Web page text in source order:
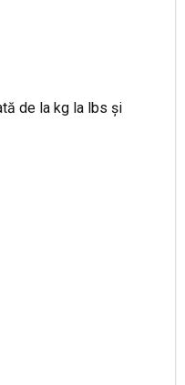
de la kg la lbs și